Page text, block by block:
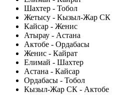
Шахтер - Тобол
Жетысу - Кызыл-Жар СК
Кайсар - Женис
Атырау - Астана
Актобе - Ордабасы
Женис - Кайрат
Елимай - Шахтер
Астана - Кайсар
Ордабасы - Тобол
Кызыл-Жар СК - Актобе